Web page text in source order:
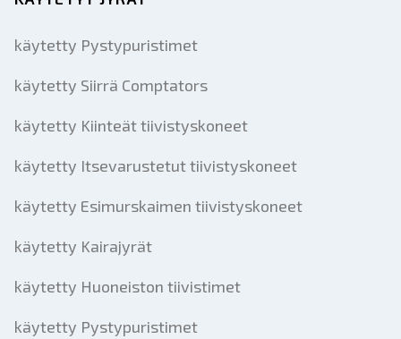
käytetty Pystypuristimet
käytetty Siirrä Comptators
käytetty Kiinteät tiivistyskoneet
käytetty Itsevarustetut tiivistyskoneet
käytetty Esimurskaimen tiivistyskoneet
käytetty Kairajyrät
käytetty Huoneiston tiivistimet
käytetty Pystypuristimet